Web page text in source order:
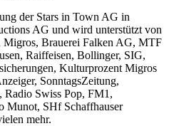
der Stars in Town AG in
AG und wird unterstützt von
Migros, Brauerei Falken AG, MTF
Raiffeisen, Bollinger, SIG,
Kulturprozent Migros
SonntagsZeitung,
Radio Swiss Pop, FM1,
Munot, SHf Schaffhauser
mehr.